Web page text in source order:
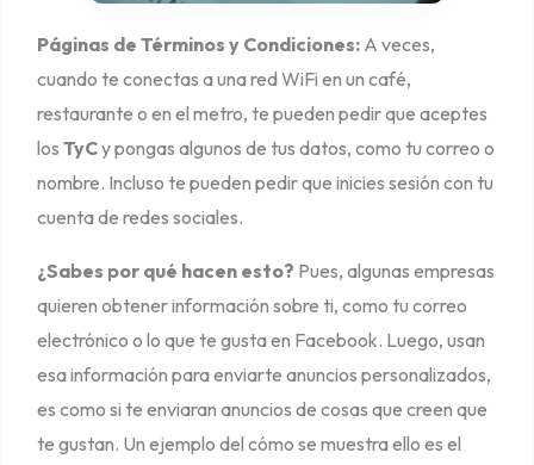
Páginas de Términos y Condiciones: A veces,
cuando te conectas a una red WiFi en un café,
restaurante o en el metro, te pueden pedir que aceptes
los TyCy pongas algunos de tus datos, como tu correo o
nombre. Incluso te pueden pedir que inicies sesión con tu
cuenta de redes sociales.
¿Sabes por qué hacen esto? Pues, algunas empresas
quieren obtener información sobre ti, como tu correo
electrónico o lo que te gusta en Facebook. Luego, usan
esa información para enviarte anuncios personalizados,
es como si te enviaran anuncios de cosas que creen que
te gustan. Un ejemplo del cómo se muestra ello es el